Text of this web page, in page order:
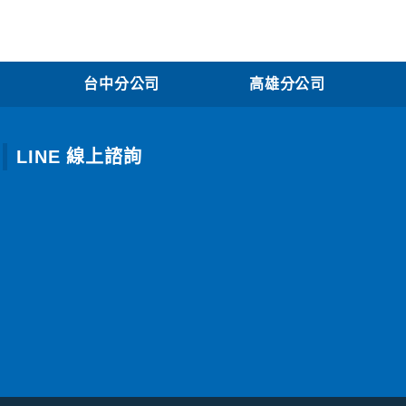
台中分公司 高雄分公司
LINE 線上諮詢